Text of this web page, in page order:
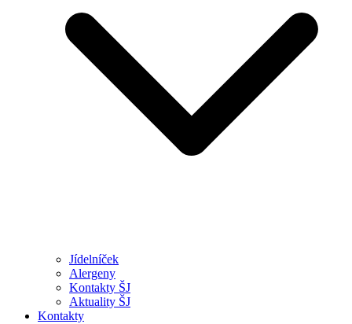
Jídelníček
Alergeny
Kontakty ŠJ
Aktuality ŠJ
Kontakty